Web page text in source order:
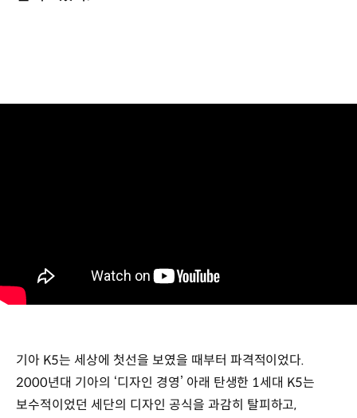
기아 K5는 세상에 첫선을 보였을 때부터 파격적이었다.
2000년대 기아의 ‘디자인 경영’ 아래 탄생한 1세대 K5는
보수적이었던 세단의 디자인 공식을 과감히 탈피하고,